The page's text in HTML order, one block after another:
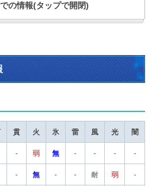
の情報(タップで開閉)
貫 火 氷 雷 風 光 闇
- 弱 無 - - - -
- 無 - - 耐 弱 -